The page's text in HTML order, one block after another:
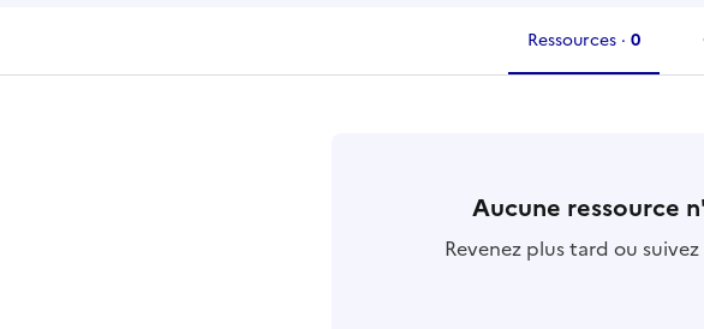
Ressources · 0
ressources
Aucune ressource
Revenez plus tard ou